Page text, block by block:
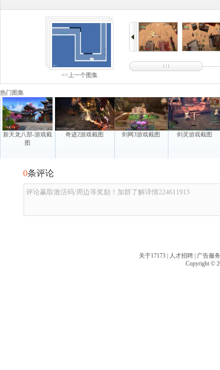
<<上一个图集
热门图集
新天龙八部-游戏截
图
奇迹2游戏截图 剑网3游戏截图 剑灵游戏截图
0条评论
评论赢取激活码/周边等奖励！加群了解详情224611913
关于17173 | 人才招聘 | 广告服务
Copyright ©